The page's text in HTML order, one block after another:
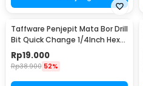
Taffware Penjepit Mata Bor Drill
Bit Quick Change 1/4Inch Hex
Shank - 2054A
Rp19.000
Rp38.900 52%